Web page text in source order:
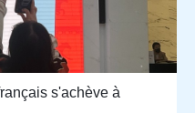
s'achève à